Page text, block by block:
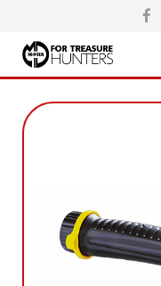
Головна
Каталог
Гарантія
Завантажити